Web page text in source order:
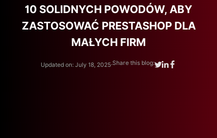
10 SOLIDNYCH POWODÓW, ABY
ZASTOSOWAĆ PRESTASHOP DLA
MAŁYCH FIRM
Updated on: July 18, 2025.Share this blog: